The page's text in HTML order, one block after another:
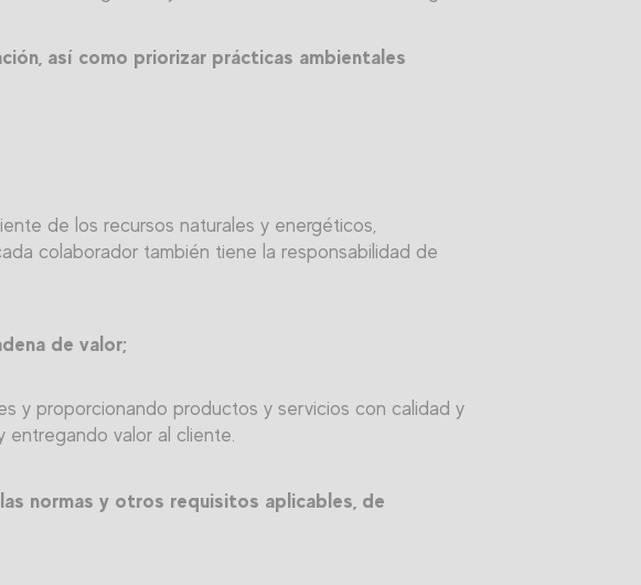
así como priorizar prácticas ambientales
de los recursos naturales y energéticos,
colaborador también tiene la responsabilidad de
de valor;
y proporcionando productos y servicios con calidad y
valor al cliente.
normas y otros requisitos aplicables, de